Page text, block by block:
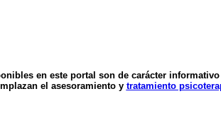
en este portal son de carácter
el asesoramiento y tratamiento